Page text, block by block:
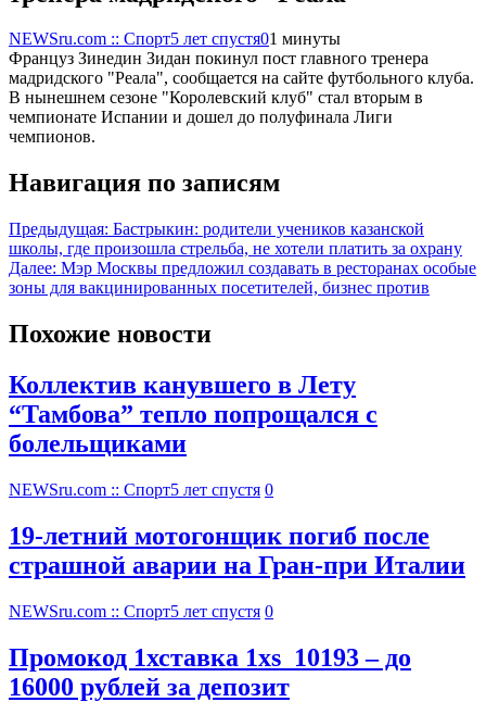
NEWSru.com :: Спорт5 лет спустя01 минуты
Француз Зинедин Зидан покинул пост главного тренера
мадридского "Реала", сообщается на сайте футбольного клуба.
В нынешнем сезоне "Королевский клуб" стал вторым в
чемпионате Испании и дошел до полуфинала Лиги
чемпионов.
Навигация по записям
Предыдущая: Бастрыкин: родители учеников казанской
школы, где произошла стрельба, не хотели платить за охрану
Далее: Мэр Москвы предложил создавать в ресторанах особые
зоны для вакцинированных посетителей, бизнес против
Похожие новости
Коллектив канувшего в Лету
“Тамбова” тепло попрощался с
болельщиками
NEWSru.com :: Спорт5 лет спустя 0
19-летний мотогонщик погиб после
страшной аварии на Гран-при Италии
NEWSru.com :: Спорт5 лет спустя 0
Промокод 1хставка 1xs_10193 – до
16000 рублей за депозит